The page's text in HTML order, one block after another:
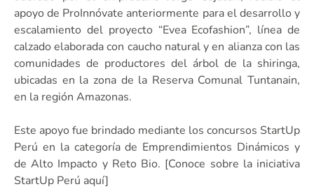
apoyo de ProInnóvate anteriormente para el desarrollo y
escalamiento del proyecto “Evea Ecofashion”, línea de
calzado elaborada con caucho natural y en alianza con las
comunidades de productores del árbol de la shiringa,
ubicadas en la zona de la Reserva Comunal Tuntanain,
en la región Amazonas.
Este apoyo fue brindado mediante los concursos StartUp
Perú en la categoría de Emprendimientos Dinámicos y
de Alto Impacto y Reto Bio. [Conoce sobre la iniciativa
StartUp Perú aquí]